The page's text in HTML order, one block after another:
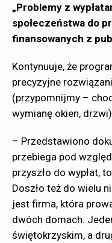
„Problemy z
społeczeństwa do
finansowanych z
Kontynuuje, że
precyzyjne
(przypomnijmy –
wymianę okien,
– Przedstawiono
przebiega pod
przyszło do wypłat,
Doszło też do wielu
jest firma, która
dwóch domach.
świętokrzyskim, a